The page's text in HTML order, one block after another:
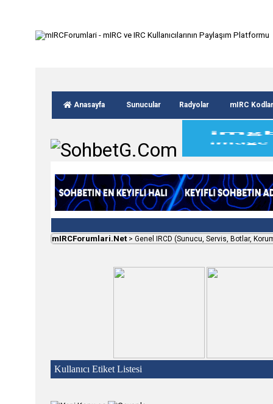
Anasayfa Sunucular Radyolar mIRC Kodlar
mIRCForumlari.Net > Genel IRCD (Sunucu, Servis, Botlar,
Kullanıcı Etiket Listesi